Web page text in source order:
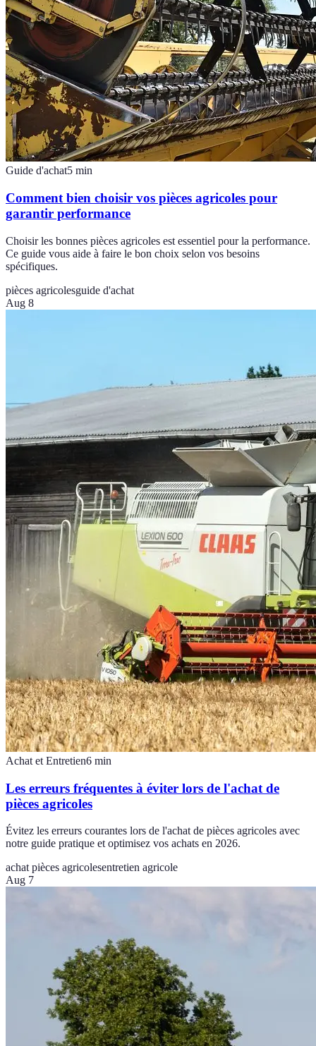
Guide d'achat5 min
Comment bien choisir vos pièces agricoles pour
garantir performance
Choisir les bonnes pièces agricoles est essentiel pour la performance.
Ce guide vous aide à faire le bon choix selon vos besoins
spécifiques.
pièces agricolesguide d'achat
Aug 8
Achat et Entretien6 min
Les erreurs fréquentes à éviter lors de l'achat de
pièces agricoles
Évitez les erreurs courantes lors de l'achat de pièces agricoles avec
notre guide pratique et optimisez vos achats en 2026.
achat pièces agricolesentretien agricole
Aug 7